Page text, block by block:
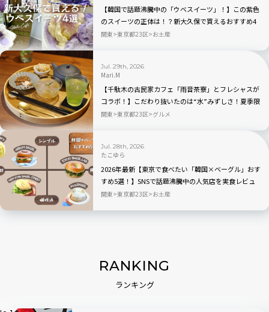
【韓国で話題沸騰中の「ウベスイーツ」！】この紫色
のスイーツの正体は！？新大久保で買えるおすすめ4
選を実食レビュー
関東 東京都23区 お土産
Jul. 29th, 2026
Mari.M
【千駄木の古民家カフェ「雨音茶寮」とフレシャスが
コラボ！】こだわり抜いたのは“水”みずしさ！夏季限
定の冷茶と和菓子が登場
関東 東京都23区 グルメ
Jul. 28th, 2026
たこゆら
2026年最新【東京で食べたい「韓国×ベーグル」おす
すめ5選！】SNSで話題沸騰中の人気店を実食レビュ
ー
関東 東京都23区 お土産
RANKING
ランキング